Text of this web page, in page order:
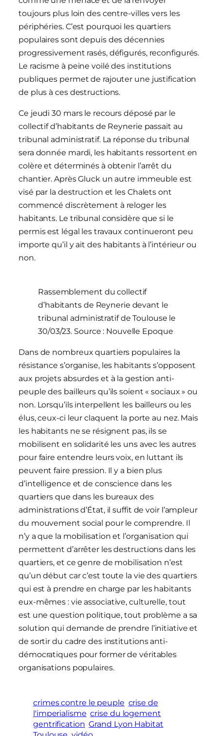
toujours plus loin des centre-villes vers les
périphéries. C’est pourquoi les quartiers
populaires sont depuis des décennies
progressivement rasés, défigurés, reconfigurés.
Le racisme à peine voilé des institutions
publiques permet de rajouter une justification
de plus à ces destructions.
Ce jeudi 30 mars le recours déposé par le
collectif d’habitants de Reynerie passait au
tribunal administratif. La réponse du tribunal
sera donnée mardi, les habitants ressortent en
colère et déterminés à obtenir l’arrêt du
chantier. Après Gluck un autre immeuble est
visé par la destruction et les Chalets ont
commencé discrètement à reloger les
habitants. Le tribunal considère que si le
permis est légal les travaux continueront peu
importe qu’il y ait des habitants à l’intérieur ou
non.
Rassemblement du collectif
d’habitants de Reynerie devant le
tribunal administratif de Toulouse le
30/03/23. Source : Nouvelle Epoque
Dans de nombreux quartiers populaires la
résistance s’organise, les habitants s’opposent
aux projets absurdes et à la gestion anti-
peuple des bailleurs qu’ils soient « sociaux » ou
non. Lorsqu’ils interpellent les bailleurs ou les
élus, ceux-ci leur claquent la porte au nez. Mais
les habitants ne se résignent pas, ils se
mobilisent en solidarité les uns avec les autres
pour faire entendre leurs voix, en luttant ils
peuvent faire pression. Il y a bien plus
d’intelligence et de conscience dans les
quartiers que dans les bureaux des
administrations d’État, il suffit de voir l’ampleur
du mouvement social pour le comprendre. Il
n’y a que la mobilisation et l’organisation qui
permettent d’arrêter les destructions dans les
quartiers, et ce genre de mobilisation n’est
qu’un début car c’est toute la vie des quartiers
qui est à prendre en charge par les habitants
eux-mêmes : vie associative, culturelle, tout
est une question politique, tout problème a sa
solution qui demande de prendre l’initiative et
de sortir du cadre des institutions anti-
démocratiques pour former de véritables
organisations populaires.
crimes contre le peuple crise de
l'imperialisme crise du logement
gentrification Grand Lyon Habitat